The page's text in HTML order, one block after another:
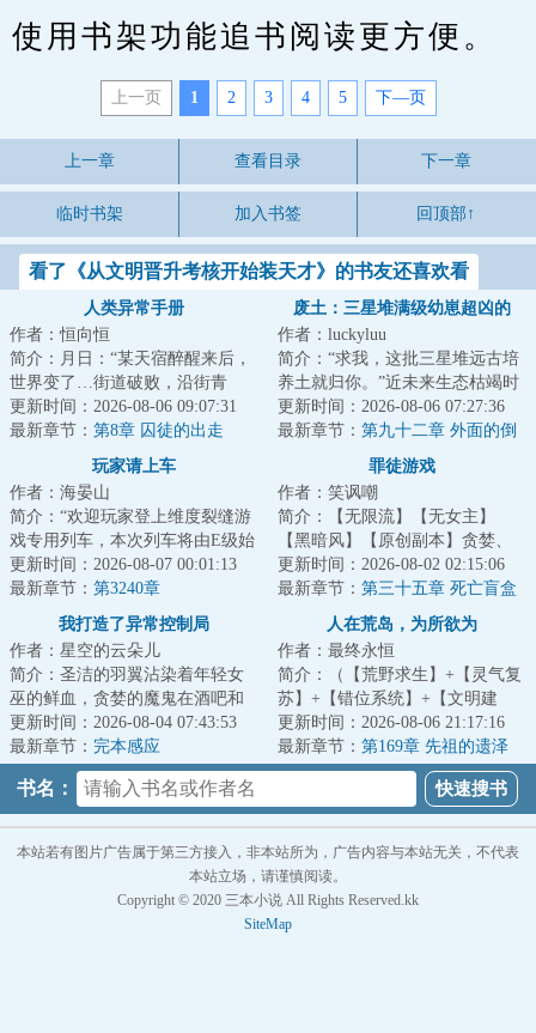
使用书架功能追书阅读更方便。
上一页 1 2 3 4 5 下—页
上一章 查看目录 下一章
临时书架 加入书签 回顶部↑
看了《从文明晋升考核开始装天才》的书友还喜欢看
人类异常手册
作者：恒向恒
简介：月日：“某天宿醉醒来后，
世界变了…街道破败，沿街青
苔，人类早已消失不见，只剩我
一人。”月日：...
更新时间：2026-08-06 09:07:31
最新章节： 第8章 囚徒的出走
废土：三星堆满级幼崽超凶的
作者：luckyluu
简介：“求我，这批三星堆远古培
养土就归你。”近未来生态枯竭时
代，江城首富兼垄断净土资源的
大佬陆宴，...
更新时间：2026-08-06 07:27:36
最新章节： 第九十二章 外面的倒
计时数到了头
玩家请上车
作者：海晏山
简介：“欢迎玩家登上维度裂缝游
戏专用列车，本次列车将由E级始
发站开往D级站点，请玩家保证生
命安全有序...
更新时间：2026-08-07 00:01:13
最新章节： 第3240章
罪徒游戏
作者：笑讽嘲
简介：【无限流】【无女主】
【黑暗风】【原创副本】贪婪、
暴戾、冷酷、逐利……毁灭、死
亡、颠覆、变革…...
更新时间：2026-08-02 02:15:06
最新章节： 第三十五章 死亡盲盒
（四）“让我看看你的天资”
我打造了异常控制局
作者：星空的云朵儿
简介：圣洁的羽翼沾染着年轻女
巫的鲜血，贪婪的魔鬼在酒吧和
舞池中蛊惑着不坚定的灵魂。最
深邃的海沟中伫...
更新时间：2026-08-04 07:43:53
最新章节： 完本感应
人在荒岛，为所欲为
作者：最终永恒
简介：（【荒野求生】+【灵气复
苏】+【错位系统】+【文明建
设】）一艘国际邮轮在公海遭遇
意外，船上的六...
更新时间：2026-08-06 21:17:16
最新章节： 第169章 先祖的遗泽
书名：
本站若有图片广告属于第三方接入，非本站所为，广告内容与本站无关，不代表
本站立场，请谨慎阅读。
Copyright © 2020 三本小说 All Rights Reserved.kk
SiteMap